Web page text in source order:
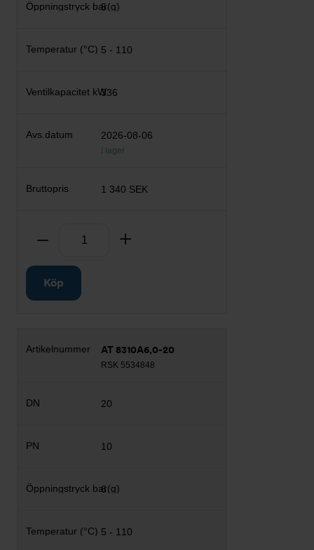
5
5 - 110
336
2026-08-06
I lager
1 340 SEK
Ta bort
Köp
AT 8310A6,0-20
RSK 5534848
20
10
6
5 - 110